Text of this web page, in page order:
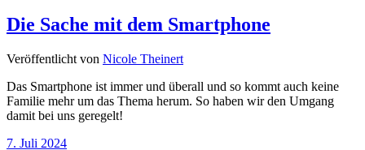
Die Sache mit dem Smartphone
Veröffentlicht von Nicole Theinert
Das Smartphone ist immer und überall und so kommt auch keine
Familie mehr um das Thema herum. So haben wir den Umgang
damit bei uns geregelt!
7. Juli 2024